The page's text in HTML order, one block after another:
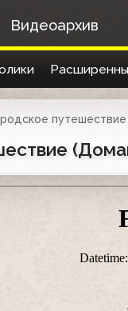
Видеоархив
путешествие